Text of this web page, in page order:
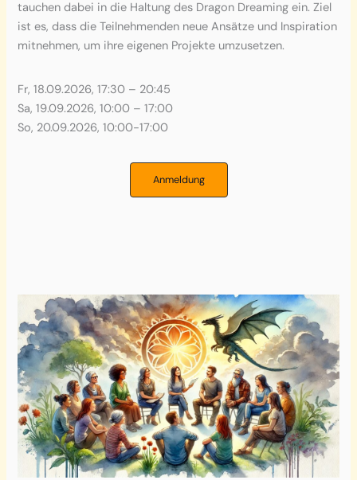
tauchen dabei in die Haltung des Dragon Dreaming ein. Ziel
ist es, dass die Teilnehmenden neue Ansätze und Inspiration
mitnehmen, um ihre eigenen Projekte umzusetzen.
Fr, 18.09.2026, 17:30 – 20:45
Sa, 19.09.2026, 10:00 – 17:00
So, 20.09.2026, 10:00-17:00
Anmeldung